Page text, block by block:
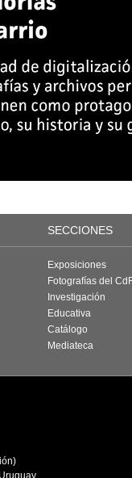
SECCIONES
Exposiciones
Fotografías del
Investigación
Educativa
Catálogo
Mediateca